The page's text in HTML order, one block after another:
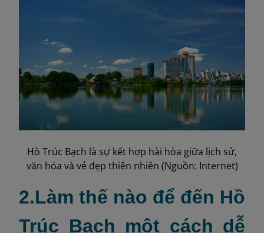
Hồ Trúc Bạch là sự kết hợp hài hòa giữa lịch sử,
văn hóa và vẻ đẹp thiên nhiên (Nguồn: Internet)
2.Làm thế nào để đến Hồ
Trúc Bạch một cách dễ